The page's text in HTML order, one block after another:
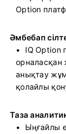
Option
Әмбебап
IQ Option
орналасқан
анықтау
қолайлы
Таза
Ыңғайлы